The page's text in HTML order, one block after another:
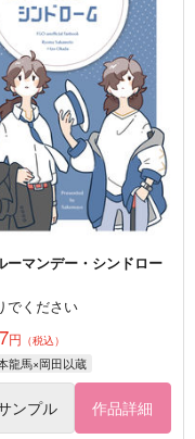
ーマンデー・シンドロー
でください
円 （税込）
龍馬×岡田以蔵
ンプル 作品詳細